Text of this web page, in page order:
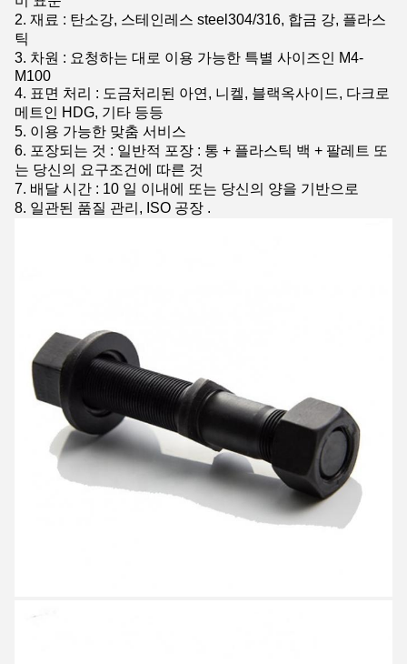
2. 재료 : 탄소강, 스테인레스 steel304/316, 합금 강, 플라스
틱
3. 차원 : 요청하는 대로 이용 가능한 특별 사이즈인 M4-
M100
4. 표면 처리 : 도금처리된 아연, 니켈, 블랙옥사이드, 다크로
메트인 HDG, 기타 등등
5. 이용 가능한 맞춤 서비스
6. 포장되는 것 : 일반적 포장 : 통 + 플라스틱 백 + 팔레트 또
는 당신의 요구조건에 따른 것
7. 배달 시간 : 10 일 이내에 또는 당신의 양을 기반으로
8. 일관된 품질 관리, ISO 공장 .